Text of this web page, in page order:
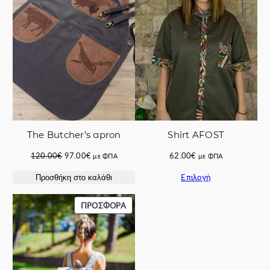
ΠΡΟΣΦΟΡΆ
The Butcher’s apron
120.00€ Original
was:
97.00€Η
τιμή
97.00€.
με ΦΠΑ
Προσθήκη στο καλάθι
Shirt AFOST
62.00€ με ΦΠΑ
Επιλογή
ΠΡΟΣΦΟΡΆΠΡΟΪΌΝ
ΣΕ
ΠΡΟΣΦΟΡΆ